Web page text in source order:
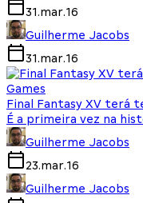
31.mar.16
Guilherme Jacobs
31.mar.16
Games
Final Fantasy XV terá
É a primeira vez na
Guilherme Jacobs
23.mar.16
Guilherme Jacobs